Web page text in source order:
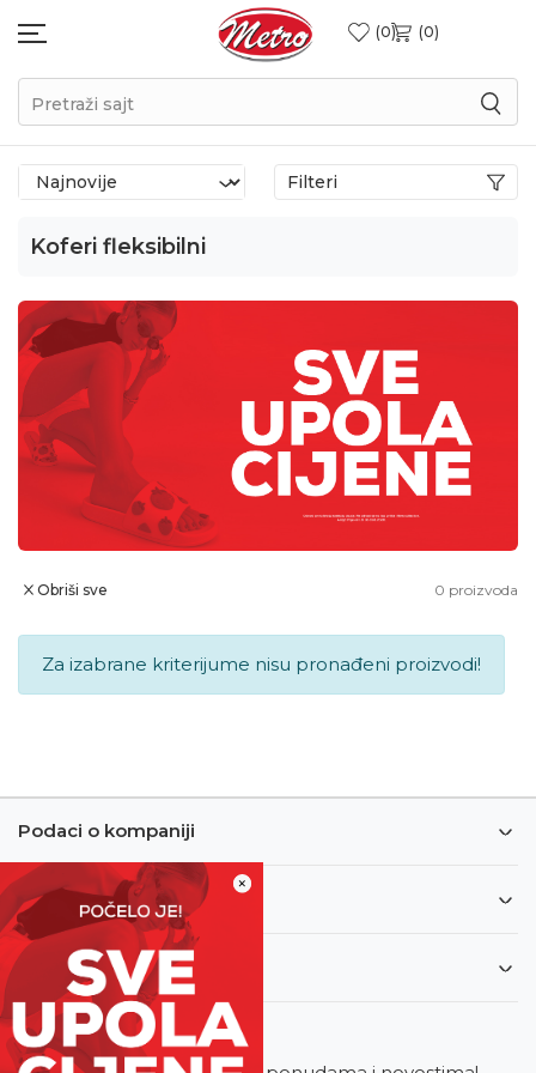
0 0
Pretraži sajt
×
Koferi fleksibilni
Filteri
0 proizvoda
Obriši sve
Za izabrane kriterijume nisu pronađeni proizvodi!
Podaci o kompaniji
Informacije
Korisnički servis
Newsletter